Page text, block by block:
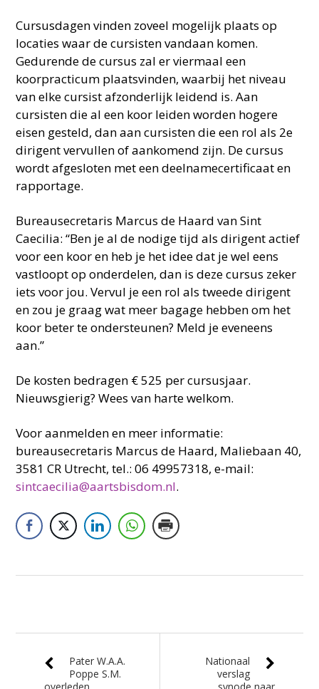
Cursusdagen vinden zoveel mogelijk plaats op
locaties waar de cursisten vandaan komen.
Gedurende de cursus zal er viermaal een
koorpracticum plaatsvinden, waarbij het niveau
van elke cursist afzonderlijk leidend is. Aan
cursisten die al een koor leiden worden hogere
eisen gesteld, dan aan cursisten die een rol als 2e
dirigent vervullen of aankomend zijn. De cursus
wordt afgesloten met een deelnamecertificaat en
rapportage.
Bureausecretaris Marcus de Haard van Sint
Caecilia: “Ben je al de nodige tijd als dirigent actief
voor een koor en heb je het idee dat je wel eens
vastloopt op onderdelen, dan is deze cursus zeker
iets voor jou. Vervul je een rol als tweede dirigent
en zou je graag wat meer bagage hebben om het
koor beter te ondersteunen? Meld je eveneens
aan.”
De kosten bedragen € 525 per cursusjaar.
Nieuwsgierig? Wees van harte welkom.
Voor aanmelden en meer informatie:
bureausecretaris Marcus de Haard, Maliebaan 40,
3581 CR Utrecht, tel.: 06 49957318, e-mail:
sintcaecilia@aartsbisdom.nl.
Pater W.A.A.
Poppe S.M.
Nationaal
verslag